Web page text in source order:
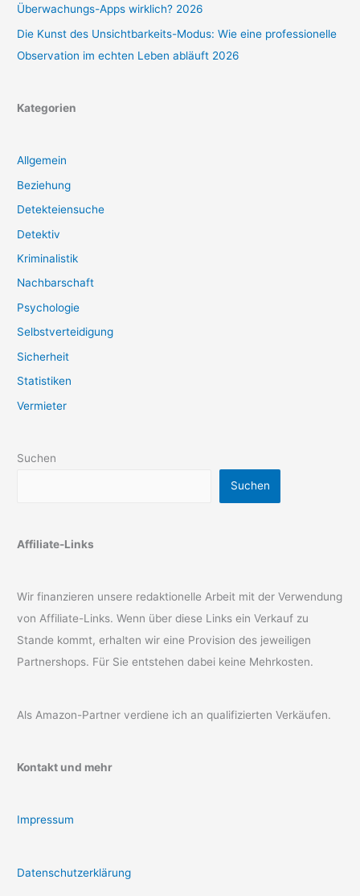
Überwachungs-Apps wirklich? 2026
Die Kunst des Unsichtbarkeits-Modus: Wie eine professionelle
Observation im echten Leben abläuft 2026
Kategorien
Allgemein
Beziehung
Detekteiensuche
Detektiv
Kriminalistik
Nachbarschaft
Psychologie
Selbstverteidigung
Sicherheit
Statistiken
Vermieter
Suchen
Suchen
Affiliate-Links
Wir finanzieren unsere redaktionelle Arbeit mit der Verwendung
von Affiliate-Links. Wenn über diese Links ein Verkauf zu
Stande kommt, erhalten wir eine Provision des jeweiligen
Partnershops. Für Sie entstehen dabei keine Mehrkosten.
Als Amazon-Partner verdiene ich an qualifizierten Verkäufen.
Kontakt und mehr
Impressum
Datenschutzerklärung